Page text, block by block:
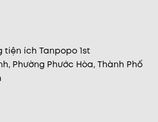
tiện ích Tanpopo 1st
Phường Phước Hòa, Thành Phố